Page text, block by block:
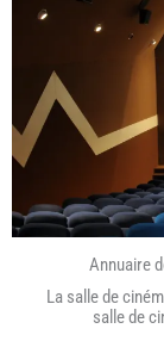
Annuaire
La salle de
salle de